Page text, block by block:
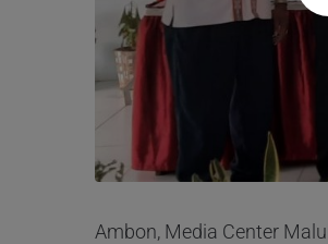
Ambon, Media Center